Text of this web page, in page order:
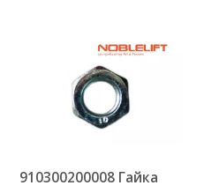
910300200008 Гайка